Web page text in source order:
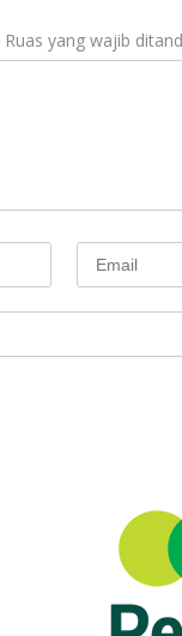
Ruas yang wajib